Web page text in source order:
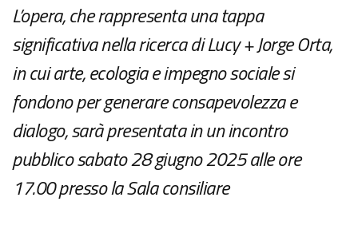
L’opera, che rappresenta una tappa
significativa nella ricerca di Lucy + Jorge Orta,
in cui arte, ecologia e impegno sociale si
fondono per generare consapevolezza e
dialogo, sarà presentata in un incontro
pubblico sabato 28 giugno 2025 alle ore
17.00 presso la Sala consiliare